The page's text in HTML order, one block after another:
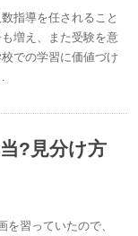
指導を任されること
増え、また受験を意
での学習に価値づけ
?見分け方
習っていたので、